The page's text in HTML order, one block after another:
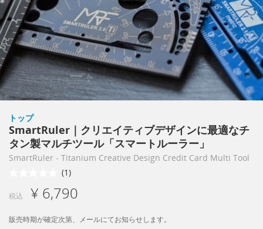
トップ
SmartRuler｜クリエイティブデザインに最適なチ
タン製マルチツール「スマートルーラー」
SmartRuler - Titanium Creative Design Credit Card Multi Tool
(1)
税込 ¥ 6,790
販売時期が確定次第、メールにてお知らせします。